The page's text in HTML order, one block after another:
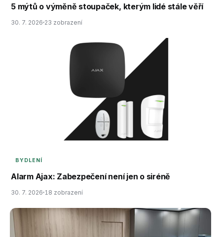
5 mýtů o výměně stoupaček, kterým lidé stále věří
30. 7. 2026 23 zobrazení
BYDLENÍ
Alarm Ajax: Zabezpečení není jen o siréně
30. 7. 2026 18 zobrazení